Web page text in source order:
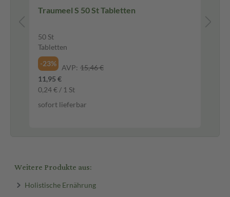
Traumeel S 50 St Tabletten
50 St
Tabletten
-23%
AVP: 15,46 €
11,95 €
0,24 € / 1 St
sofort lieferbar
Weitere Produkte aus:
Holistische Ernährung